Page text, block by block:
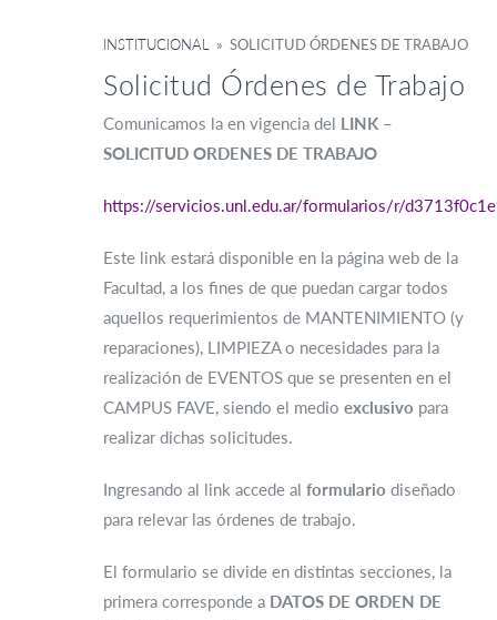
INSTITUCIONAL » SOLICITUD ÓRDENES DE TRABAJO
Solicitud Órdenes de Trabajo
Comunicamos la en vigencia del LINK –
SOLICITUD ORDENES DE TRABAJO
https://servicios.unl.edu.ar/formularios/r/
Este link estará disponible en la página web de la
Facultad, a los fines de que puedan cargar todos
aquellos requerimientos de MANTENIMIENTO (y
reparaciones), LIMPIEZA o necesidades para la
realización de EVENTOS que se presenten en el
CAMPUS FAVE, siendo el medio exclusivo para
realizar dichas solicitudes.
Ingresando al link accede al formulario diseñado
para relevar las órdenes de trabajo.
El formulario se divide en distintas secciones, la
primera corresponde a DATOS DE ORDEN DE